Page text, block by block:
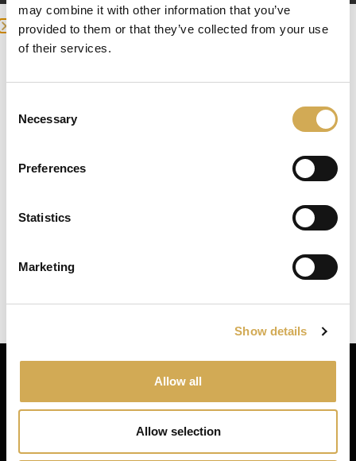
may combine it with other information that you’ve
provided to them or that they’ve collected from your use
of their services.
Selection
Necessary
Preferences
Statistics
Marketing
Show details
Allow all
Allow selection
Reserveonderdelen garantievragen of
Swedish Hot Tubs
Swedish Hot Tubs ontwerpt en produceert hot
tubs en terrasbaden voor het Scandinavische
Select your country/region and we will
show you the items being sent to you.